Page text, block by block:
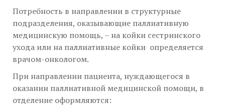
Потребность в направлении в структурные
подразделения, оказывающие паллиативную
медицинскую помощь, – на койки сестринского
ухода или на паллиативные койки определяется
врачом-онкологом.
При направлении пациента, нуждающегося в
оказании паллиативной медицинской помощи, в
отделение оформляются: